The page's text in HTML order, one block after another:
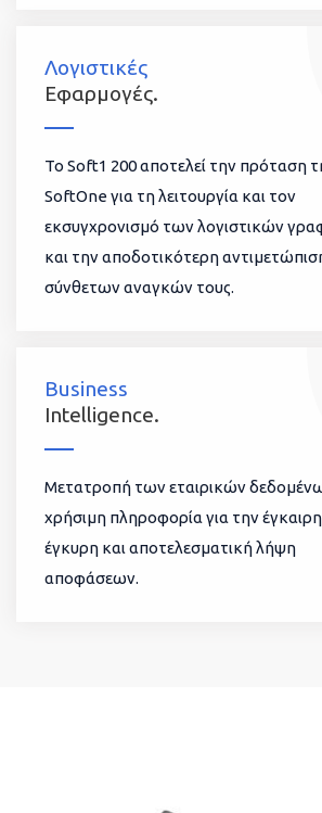
Λογιστικές
Εφαρμογές.
To Soft1 200 αποτελεί την πρόταση
SoftOne για τη λειτουργία και τον
εκσυγχρονισμό των λογιστικών
και την αποδοτικότερη
σύνθετων αναγκών τους.
Business
Intelligence.
Μετατροπή των εταιρικών
χρήσιμη πληροφορία για την
έγκυρη και αποτελεσματική λήψη
αποφάσεων.